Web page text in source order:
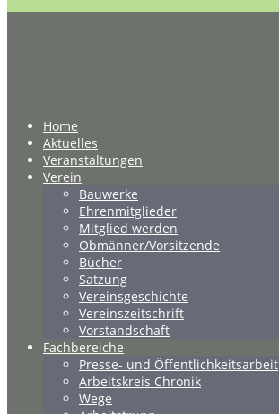
Home
Aktuelles
Veranstaltungen
Verein
Bauwerke
Ehrenmitglieder
Mitglied werden
Obmänner/Vorsitzende
Bücher
Satzung
Vereinsgeschichte
Vereinszeitschrift
Vorstandschaft
Fachbereiche
Presse- und Öffentlichkeitsarbeit
Arbeitskreis Chronik
Wege